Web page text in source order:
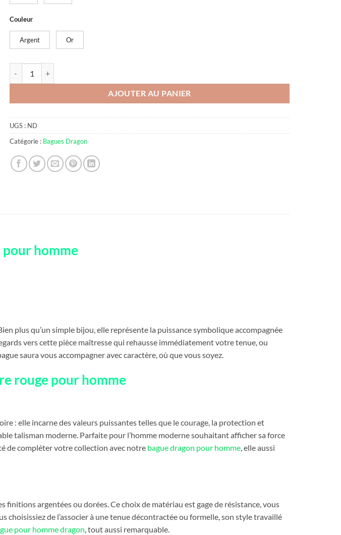
Couleur
Argent Or
AJOUTER AU PANIER
UGS : ND
Catégorie : Bagues Dragon
homme
plus qu’un simple bijou, elle représente la puissance symbolique accompagnée
vers cette pièce maîtresse qui rehausse immédiatement votre tenue, ou
saura vous accompagner avec caractère, où que vous soyez.
rouge pour homme
: elle incarne des valeurs puissantes telles que le courage, la protection et
talisman moderne. Parfaite pour l’homme moderne souhaitant afficher sa force
de compléter votre collection avec notre bague dragon pour homme , elle aussi
finitions argentées ou dorées. Ce choix de matériau est gage de résistance, vous
de l’associer à une tenue décontractée ou formelle, son style travaillé
pour homme dragon, tout aussi remarquable.